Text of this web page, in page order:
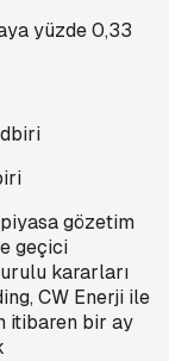
yüzde 0,33
gözetim
geçici
kararları
CW Enerji ile
itibaren bir ay